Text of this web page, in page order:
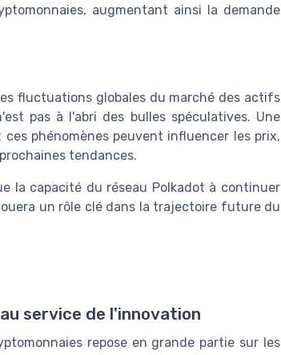
augmentant ainsi la demande
fluctuations globales du marché des actifs
pas à l'abri des bulles spéculatives. Une
phénomènes peuvent influencer les prix,
tendances.
la capacité du réseau Polkadot à continuer
un rôle clé dans la trajectoire future du
service de l'innovation
repose en grande partie sur les